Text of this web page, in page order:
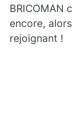
BRICOMAN
encore,
rejoignant !